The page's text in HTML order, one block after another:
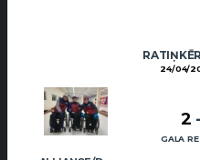
24/04/
2 -
GALA